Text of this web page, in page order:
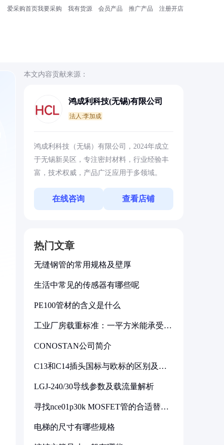
爱采购首页我要采购 我有货源 会员产品 推广产品 注册开店
本文内容贡献来源：
鸿成利科技(无锡)有限公司
法人:李加成
鸿成利科技（无锡）有限公司，2024年成立
于无锡新吴区，专注密封材料，行业经验丰
富，技术权威，产品广泛应用于多领域。
在线咨询 查看店铺
热门文章
无缝钢管的常用规格及壁厚
生活中常见的传感器有哪些呢
PE100管材的含义是什么
工业厂房载重标准：一平方米能承受多
CONOSTAN公司简介
C13和C14插头国标与欧标的区别及其
LGJ-240/30导线参数及载流量解析
寻找nce01p30k MOSFET管的合适替代
电梯的尺寸有哪些规格